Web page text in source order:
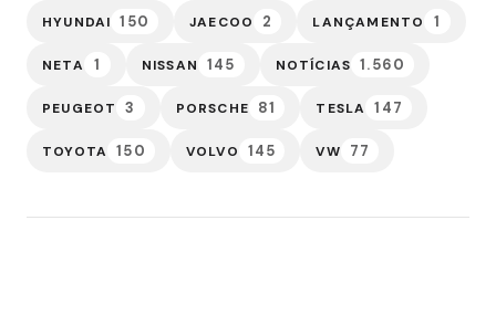
HYUNDAI 150 JAECOO 2 LANÇAMENTO 1
NETA 1 NISSAN 145 NOTÍCIAS 1.560
PEUGEOT 3 PORSCHE 81 TESLA 147
TOYOTA 150 VOLVO 145 VW 77